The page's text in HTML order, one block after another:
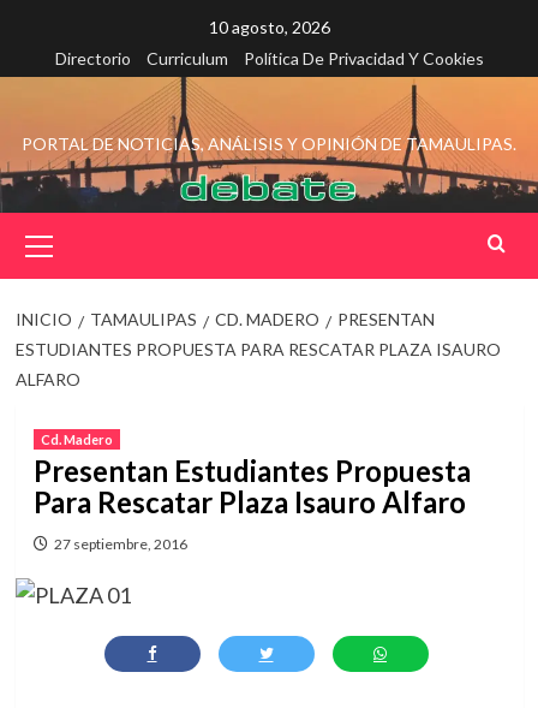
contenido
10 agosto, 2026
Directorio
Curriculum Política De Privacidad Y Cookies
PORTAL DE NOTICIAS, ANÁLISIS Y OPINIÓN DE TAMAULIPAS.
principal
INICIO TAMAULIPAS CD. MADERO
PRESENTAN
ESTUDIANTES PROPUESTA PARA RESCATAR PLAZA ISAURO
ALFARO
Cd. Madero
Presentan Estudiantes Propuesta
Para Rescatar Plaza Isauro Alfaro
27 septiembre, 2016